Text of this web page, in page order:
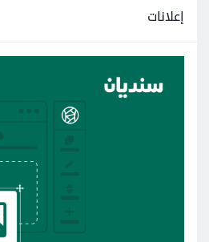
إعلانات